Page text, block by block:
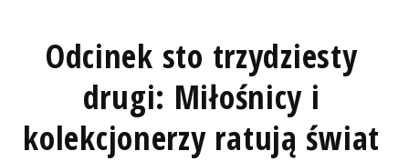
Odcinek sto trzydziesty
drugi: Miłośnicy i
kolekcjonerzy ratują świat